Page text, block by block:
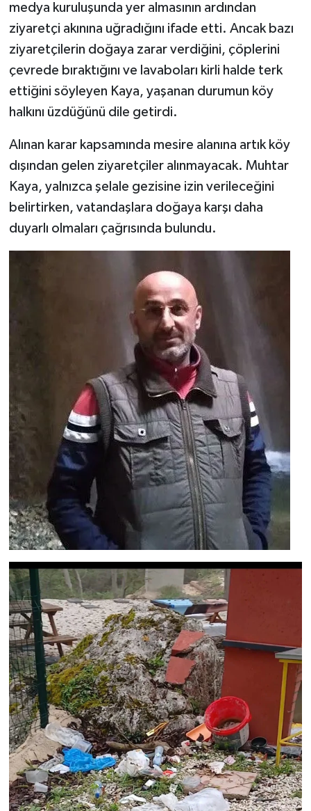
medya kuruluşunda yer almasının ardından
ziyaretçi akınına uğradığını ifade etti. Ancak bazı
ziyaretçilerin doğaya zarar verdiğini, çöplerini
çevrede bıraktığını ve lavaboları kirli halde terk
ettiğini söyleyen Kaya, yaşanan durumun köy
halkını üzdüğünü dile getirdi.
Alınan karar kapsamında mesire alanına artık köy
dışından gelen ziyaretçiler alınmayacak. Muhtar
Kaya, yalnızca şelale gezisine izin verileceğini
belirtirken, vatandaşlara doğaya karşı daha
duyarlı olmaları çağrısında bulundu.